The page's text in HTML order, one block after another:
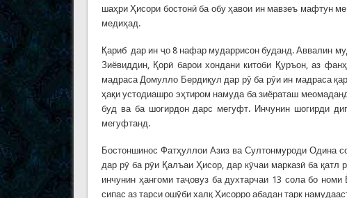
шаҳри Ҳисори бостонӣ ба обу ҳавои ин мавзеъ мафтун
медиҳад.
Қариб дар ин ҷо 8 нафар мударрисон буданд. Аввалин
Зиёвиддин, Қорӣ барои хондани китоби Қуръон, аз
мадраса Домулло Бердиқул дар рӯ ба рӯи ин мадраса
ҳақи устодиашро эҳтиром намуда ба зиёраташ
буд ва ба шогирдон дарс мегуфт. Инчунин шогирди
мегуфтанд.
Бостоншинос Фатҳуллои Азиз ва Султонмуроди Одина
дар рӯ ба рӯи Қалъаи Ҳисор, дар кӯчаи марказӣ ба
инчунин ҳангоми таҷовуз ба духтарчаи 13 сола бо
сипас аз тарси ошӯби халқ Ҳисорро абадан тарк